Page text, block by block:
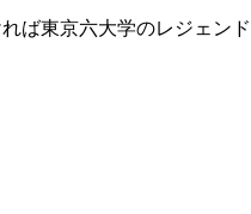
ば東京六大学のレジェンド